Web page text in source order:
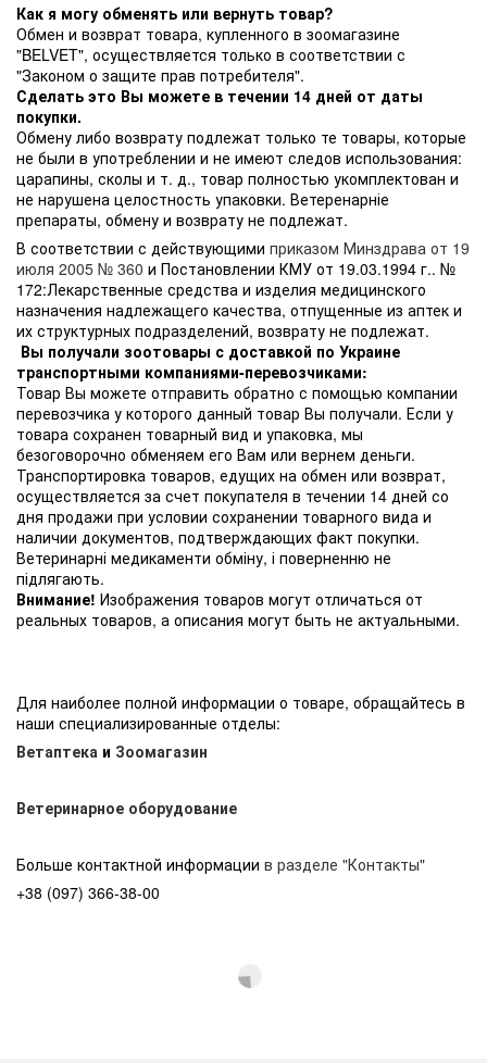
Как я могу обменять или вернуть товар?
Обмен и возврат товара, купленного в зоомагазине
"BELVET", осуществляется только в соответствии с
"Законом о защите прав потребителя".
Сделать это Вы можете в течении 14 дней от даты
покупки.
Обмену либо возврату подлежат только те товары, которые
не были в употреблении и не имеют следов использования:
царапины, сколы и т. д., товар полностью укомплектован и
не нарушена целостность упаковки. Ветеренарніе
препараты, обмену и возврату не подлежат.
В соответствии с действующими приказом Минздрава от 19
июля 2005 № 360 и Постановлении КМУ от 19.03.1994 г.. №
172:Лекарственные средства и изделия медицинского
назначения надлежащего качества, отпущенные из аптек и
их структурных подразделений, возврату не подлежат.
Вы получали зоотовары с доставкой по Украине
транспортными компаниями-перевозчиками:
Товар Вы можете отправить обратно с помощью компании
перевозчика у которого данный товар Вы получали. Если у
товара сохранен товарный вид и упаковка, мы
безоговорочно обменяем его Вам или вернем деньги.
Транспортировка товаров, едущих на обмен или возврат,
осуществляется за счет покупателя в течении 14 дней со
дня продажи при условии сохранении товарного вида и
наличии документов, подтверждающих факт покупки.
Ветеринарні медикаменти обміну, і поверненню не
підлягають.
Внимание! Изображения товаров могут отличаться от
реальных товаров, а описания могут быть не актуальными.
Для наиболее полной информации о товаре, обращайтесь в
наши специализированные отделы:
Ветаптека и Зоомагазин
Ветеринарное оборудование
Больше контактной информации в разделе "Контакты"
+38 (097) 366-38-00